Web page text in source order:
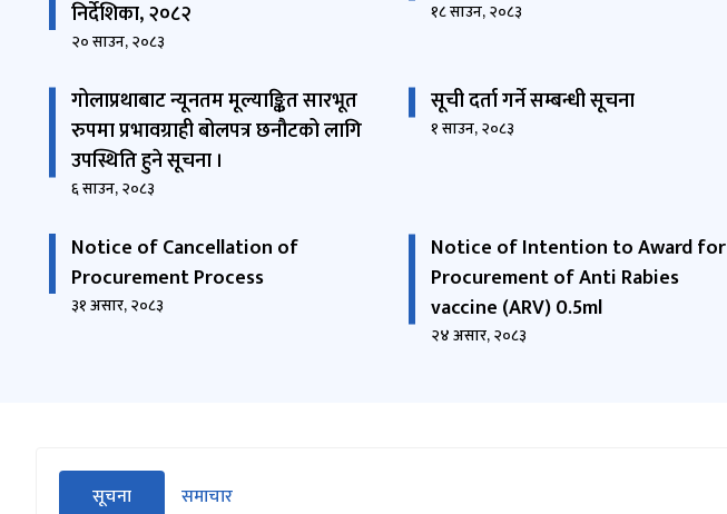
निर्देशिका, २०८२
२० साउन, २०८३
१८ साउन, २०८३
गोलाप्रथाबाट न्यूनतम मूल्याङ्कित सारभूत
रुपमा प्रभावग्राही बोलपत्र छनौटको लागि
उपस्थिति हुने सूचना ।
६ साउन, २०८३
सूची दर्ता गर्ने सम्बन्धी सूचना
१ साउन, २०८३
Notice of Cancellation of
Procurement Process
३१ असार, २०८३
Notice of Intention to Award for
Procurement of Anti Rabies
vaccine (ARV) 0.5ml
२४ असार, २०८३
सीधा
सूचना
समाचार